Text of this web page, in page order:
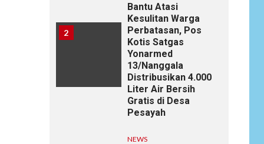
2
Bantu Atasi
Kesulitan Warga
Perbatasan, Pos
Kotis Satgas
Yonarmed
13/Nanggala
Distribusikan 4.000
Liter Air Bersih
Gratis di Desa
Pesayah
NEWS